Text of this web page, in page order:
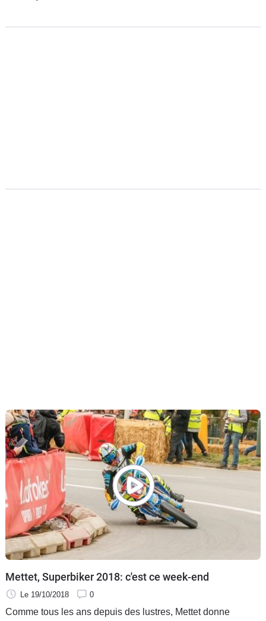
passage.
Mettet, Superbiker 2018: c'est ce week-end
Le 19/10/2018 0
Comme tous les ans depuis des lustres, Mettet donne